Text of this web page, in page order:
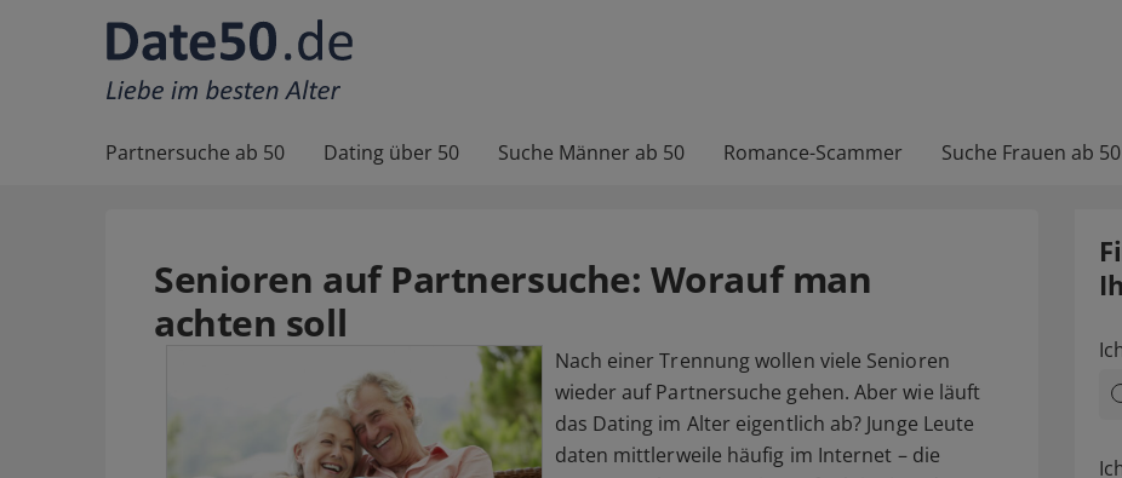
Partnersuche ab 50 Dating über 50 Suche Männer ab 50 Romance-Scammer Suche Frauen ab 50
Senioren auf Partnersuche: Worauf man
achten soll
Nach einer Trennung wollen viele Senioren
wieder auf Partnersuche gehen. Aber wie läuft
das Dating im Alter eigentlich ab? Junge Leute
daten mittlerweile häufig im Internet – die